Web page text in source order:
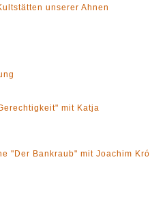
unserer Ahnen
mit Katja
"Der Bankraub" mit Joachim Król